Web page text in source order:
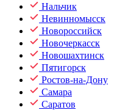
Нальчик
Невинномысск
Новороссийск
Новочеркасск
Новошахтинск
Пятигорск
Ростов-на-Дону
Самара
Саратов